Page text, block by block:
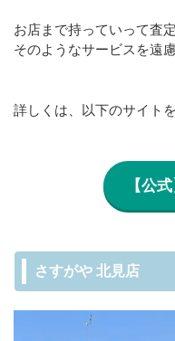
お店まで持っていって査
そのようなサービスを遠
詳しくは、以下のサイト
【公
さすがや 北見店